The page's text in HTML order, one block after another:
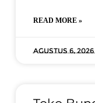
READ MORE »
Agustus 6, 2026